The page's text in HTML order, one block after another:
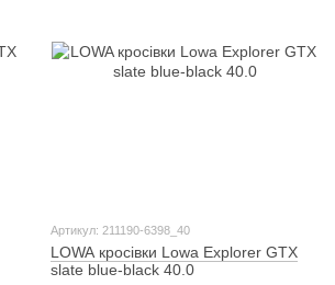
Артикул: 211190-6398_40
LOWA кросівки Lowa Explorer GTX
slate blue-black 40.0